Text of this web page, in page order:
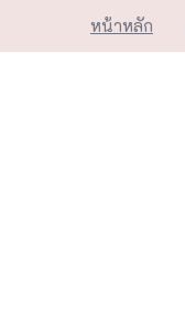
to
หน้าหลัก